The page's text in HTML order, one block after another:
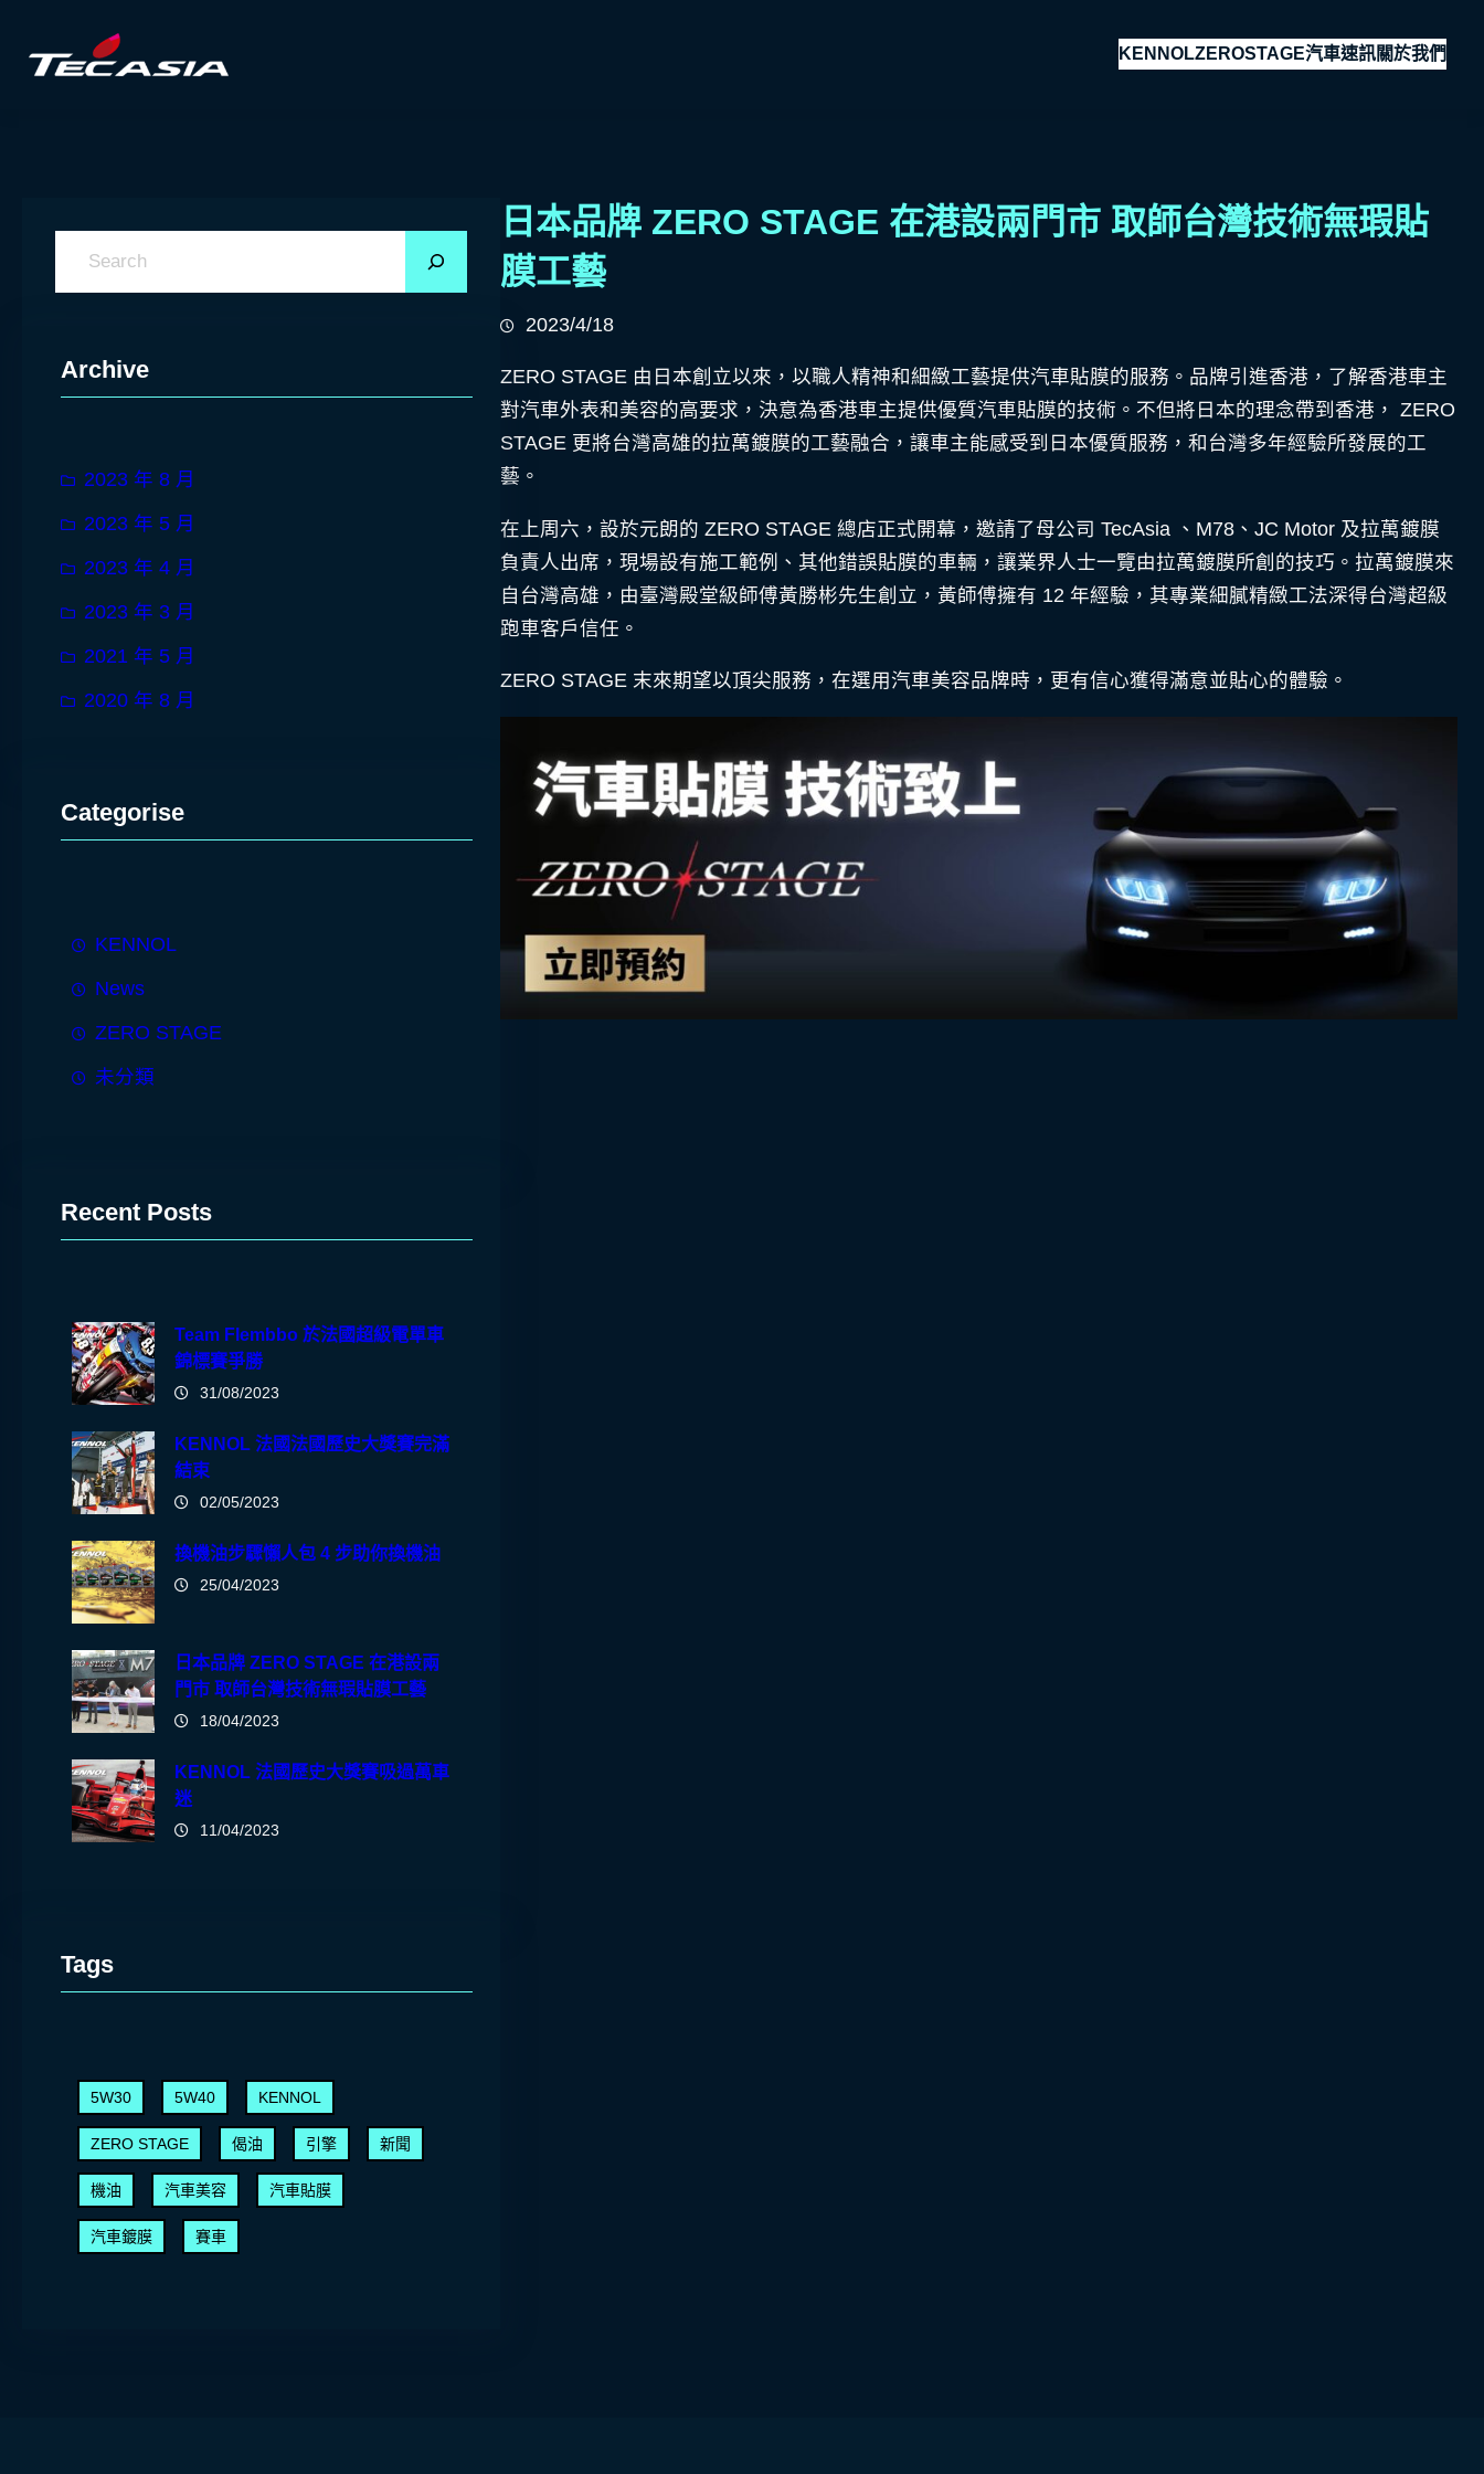
KENNOLZEROSTAGE汽車速訊關於我們
Archive
2023 年 8 月
2023 年 5 月
2023 年 4 月
2023 年 3 月
2021 年 5 月
2020 年 8 月
Categorise
KENNOL
News
ZERO STAGE
未分類
Recent Posts
Team Flembbo 於法國超級電單車
錦標賽爭勝
31/08/2023
KENNOL 法國法國歷史大獎賽完滿
結束
02/05/2023
換機油步驟懶人包 4 步助你換機油
25/04/2023
日本品牌 ZERO STAGE 在港設兩
門市 取師台灣技術無瑕貼膜工藝
18/04/2023
KENNOL 法國歷史大獎賽吸過萬車
迷
11/04/2023
Tags
5W30 5W40 KENNOL
ZERO STAGE 偈油 引擎 新聞
機油 汽車美容 汽車貼膜
汽車鍍膜 賽車
日本品牌 ZERO STAGE 在港設兩門市 取師台灣技術無瑕貼
膜工藝
2023/4/18
ZERO STAGE 由日本創立以來，以職人精神和細緻工藝提供汽車貼膜的服務。品牌引進香港，了解香港車主
對汽車外表和美容的高要求，決意為香港車主提供優質汽車貼膜的技術。不但將日本的理念帶到香港， ZERO
STAGE 更將台灣高雄的拉萬鍍膜的工藝融合，讓車主能感受到日本優質服務，和台灣多年經驗所發展的工
藝。
在上周六，設於元朗的 ZERO STAGE 總店正式開幕，邀請了母公司 TecAsia 、M78、JC Motor 及拉萬鍍膜
負責人出席，現場設有施工範例、其他錯誤貼膜的車輛，讓業界人士一覽由拉萬鍍膜所創的技巧。拉萬鍍膜來
自台灣高雄，由臺灣殿堂級師傅黃勝彬先生創立，黃師傅擁有 12 年經驗，其專業細膩精緻工法深得台灣超級
跑車客戶信任。
ZERO STAGE 末來期望以頂尖服務，在選用汽車美容品牌時，更有信心獲得滿意並貼心的體驗。